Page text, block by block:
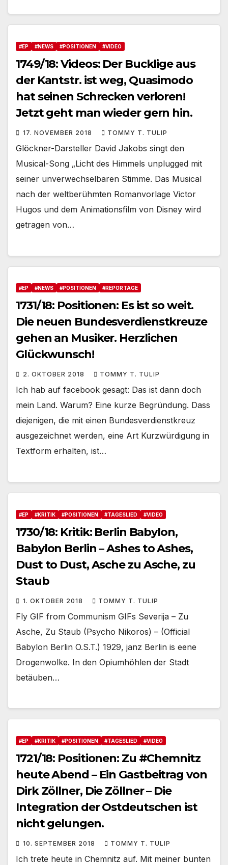
#EP #NEWS #POSITIONEN #VIDEO
1749/18: Videos: Der Bucklige aus
der Kantstr. ist weg, Quasimodo
hat seinen Schrecken verloren!
Jetzt geht man wieder gern hin.
17. NOVEMBER 2018 TOMMY T. TULIP
Glöckner-Darsteller David Jakobs singt den
Musical-Song „Licht des Himmels unplugged mit
seiner unverwechselbaren Stimme. Das Musical
nach der weltberühmten Romanvorlage Victor
Hugos und dem Animationsfilm von Disney wird
getragen von…
#EP #NEWS #POSITIONEN #REPORTAGE
1731/18: Positionen: Es ist so weit.
Die neuen Bundesverdienstkreuze
gehen an Musiker. Herzlichen
Glückwunsch!
2. OKTOBER 2018 TOMMY T. TULIP
Ich hab auf facebook gesagt: Das ist dann doch
mein Land. Warum? Eine kurze Begründung. Dass
diejenigen, die mit einen Bundesverdienstkreuz
ausgezeichnet werden, eine Art Kurzwürdigung in
Textform erhalten, ist…
#EP #KRITIK #POSITIONEN #TAGESLIED #VIDEO
1730/18: Kritik: Berlin Babylon,
Babylon Berlin – Ashes to Ashes,
Dust to Dust, Asche zu Asche, zu
Staub
1. OKTOBER 2018 TOMMY T. TULIP
Fly GIF from Communism GIFs Severija – Zu
Asche, Zu Staub (Psycho Nikoros) – (Official
Babylon Berlin O.S.T.) 1929, janz Berlin is eene
Drogenwolke. In den Opiumhöhlen der Stadt
betäuben…
#EP #KRITIK #POSITIONEN #TAGESLIED #VIDEO
1721/18: Positionen: Zu #Chemnitz
heute Abend – Ein Gastbeitrag von
Dirk Zöllner, Die Zöllner – Die
Integration der Ostdeutschen ist
nicht gelungen.
10. SEPTEMBER 2018 TOMMY T. TULIP
Ich trete heute in Chemnitz auf. Mit meiner bunten